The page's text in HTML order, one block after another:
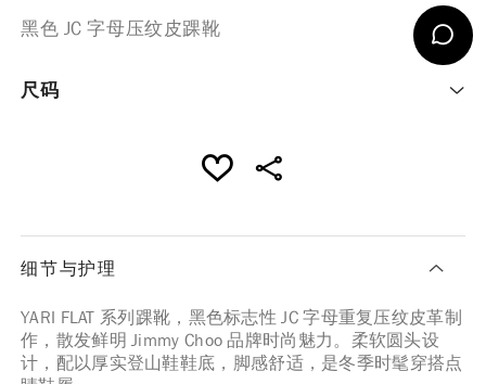
黑色 JC 字母压纹皮踝靴
尺码
细节与护理
YARI FLAT 系列踝靴，黑色标志性 JC 字母重复压纹皮革制
作，散发鲜明 Jimmy Choo 品牌时尚魅力。柔软圆头设
计，配以厚实登山鞋鞋底，脚感舒适，是冬季时髦穿搭点